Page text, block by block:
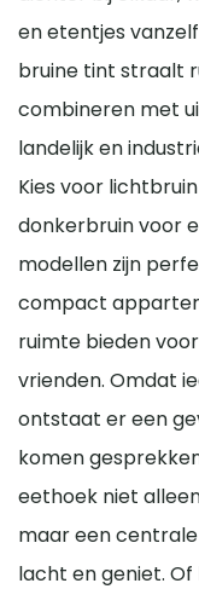
en etentjes
bruine tint straalt
combineren met
landelijk en
Kies voor
donkerbruin voor
modellen zijn
compact
ruimte bieden
vrienden. Omdat
ontstaat er een
komen
eethoek niet
maar een
lacht en geniet.